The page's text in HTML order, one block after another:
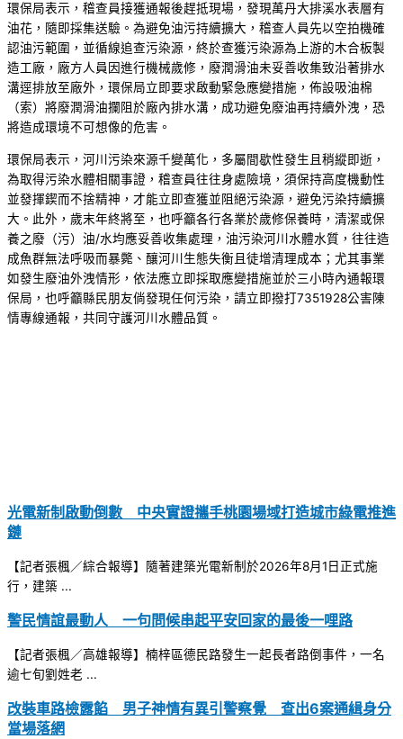
環保局表示，稽查員接獲通報後趕抵現場，發現萬丹大排溪水表層有
油花，隨即採集送驗。為避免油污持續擴大，稽查人員先以空拍機確
認油污範圍，並循線追查污染源，終於查獲污染源為上游的木合板製
造工廠，廠方人員因進行機械歲修，廢潤滑油未妥善收集致沿著排水
溝逕排放至廠外，環保局立即要求啟動緊急應變措施，佈設吸油棉
（索）將廢潤滑油攔阻於廠內排水溝，成功避免廢油再持續外洩，恐
將造成環境不可想像的危害。
環保局表示，河川污染來源千變萬化，多屬間歇性發生且稍縱即逝，
為取得污染水體相關事證，稽查員往往身處險境，須保持高度機動性
並發揮鍥而不捨精神，才能立即查獲並阻絕污染源，避免污染持續擴
大。此外，歲末年終將至，也呼籲各行各業於歲修保養時，清潔或保
養之廢（污）油/水均應妥善收集處理，油污染河川水體水質，往往造
成魚群無法呼吸而暴斃、釀河川生態失衡且徒增清理成本；尤其事業
如發生廢油外洩情形，依法應立即採取應變措施並於三小時內通報環
保局，也呼籲縣民朋友倘發現任何污染，請立即撥打7351928公害陳
情專線通報，共同守護河川水體品質。
光電新制啟動倒數 中央實證攜手桃園場域打造城市綠電推進
鏈
【記者張楓／綜合報導】隨著建築光電新制於2026年8月1日正式施
行，建築 ...
警民情誼最動人 一句問候串起平安回家的最後一哩路
【記者張楓／高雄報導】楠梓區德民路發生一起長者路倒事件，一名
逾七旬劉姓老 ...
改裝車路檢露餡 男子神情有異引警察覺 查出6案通緝身分
當場落網